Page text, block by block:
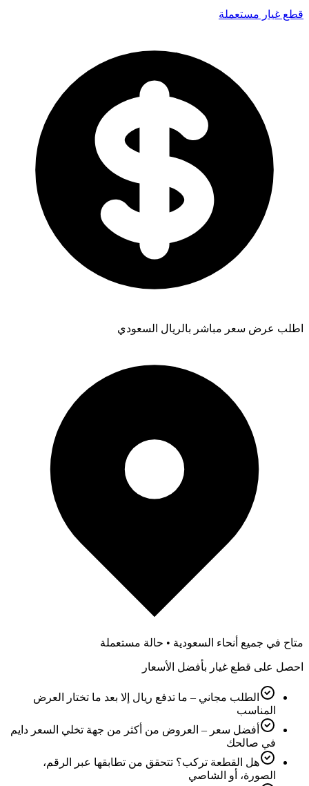
قطع غيار مستعملة
اطلب عرض سعر مباشر بالريال السعودي
متاح في جميع أنحاء السعودية • حالة مستعملة
احصل على قطع غيار بأفضل الأسعار
الطلب مجاني – ما تدفع ريال إلا بعد ما تختار العرض
المناسب
أفضل سعر – العروض من أكثر من جهة تخلي السعر دايم
في صالحك
هل القطعة تركب؟ تتحقق من تطابقها عبر الرقم،
الصورة، أو الشاصي